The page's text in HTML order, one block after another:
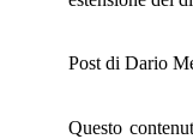
Post di Dario
Questo